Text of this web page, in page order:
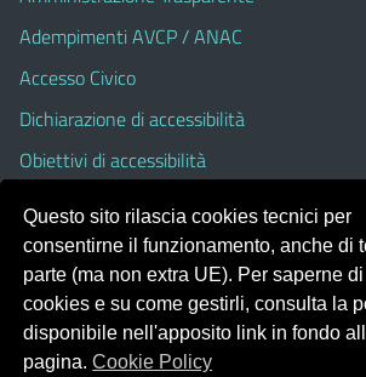
Adempimenti AVCP / ANAC
Accesso Civico
Dichiarazione di accessibilità
Obiettivi di accessibilità
Albo Pretorio On Line (fino al 31 Agosto
Amministrazione Trasparente (fino al 31
Portale realizzato con la piattaforma
Questo sito rilascia cookies tecnici per
consentirne il funzionamento, anche di
parte (ma non extra UE). Per saperne
cookies e su come gestirli, consulta la
disponibile nell'apposito link in fondo
pagina.Cookie Policy